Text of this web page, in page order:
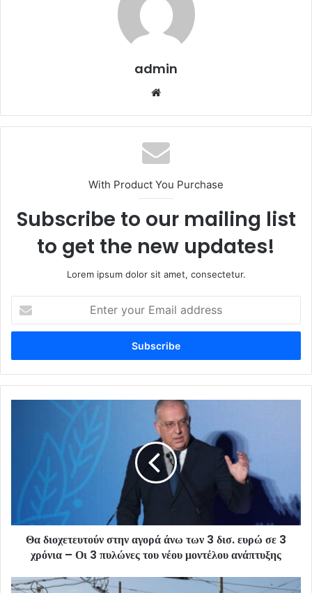
admin
With Product You Purchase
Subscribe to our mailing list
to get the new updates!
Lorem ipsum dolor sit amet, consectetur.
your
Email
Θα διοχετευτούν στην αγορά άνω των 3 δισ. ευρώ σε 3
χρόνια – Οι 3 πυλώνες του νέου μοντέλου ανάπτυξης